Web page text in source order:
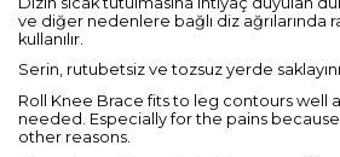
ve diğer nedenlere bağlı diz ağrılarında
kullanılır.
Serin, rutubetsiz ve tozsuz yerde
Roll Knee Brace fits to leg contours well
needed. Especially for the pains
other reasons.